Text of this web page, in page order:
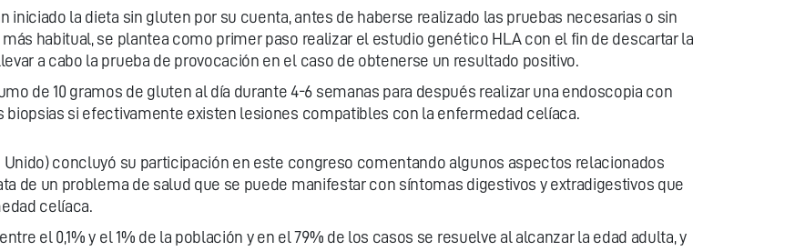
iniciado la dieta sin gluten por su cuenta, antes de haberse realizado las pruebas necesarias o sin
habitual, se plantea como primer paso realizar el estudio genético HLA con el fin de descartar la
a cabo la prueba de provocación en el caso de obtenerse un resultado positivo.
de 10 gramos de gluten al día durante 4-6 semanas para después realizar una endoscopia con
biopsias si efectivamente existen lesiones compatibles con la enfermedad celíaca.
Unido) concluyó su participación en este congreso comentando algunos aspectos relacionados
de un problema de salud que se puede manifestar con síntomas digestivos y extradigestivos que
celíaca.
el 0,1% y el 1% de la población y en el 79% de los casos se resuelve al alcanzar la edad adulta, y